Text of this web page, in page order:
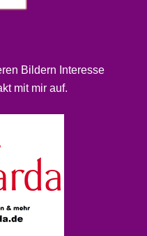
Bildern Interesse
mit mir auf.